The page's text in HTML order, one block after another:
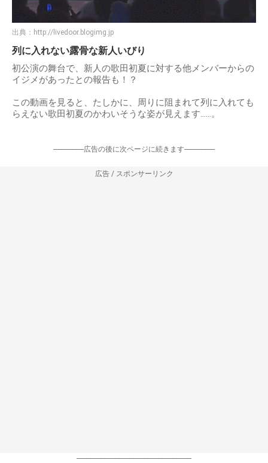
出典： http://livedoor.blogimg.jp
列に入れない露骨な新人いびり
初公演の舞台で、新人の歌田初夏に対する他メンバーからの
イジメがあったとの報告も！？
この動画を見ると、たしかに、周りに阻まれて列に入れても
らえない歌田初夏のかわいそうな姿が見えます……。
-----------------広告の後に次ページに続きます-----------------
広告 / スポンサーリンク
----------------------------------------------------------------